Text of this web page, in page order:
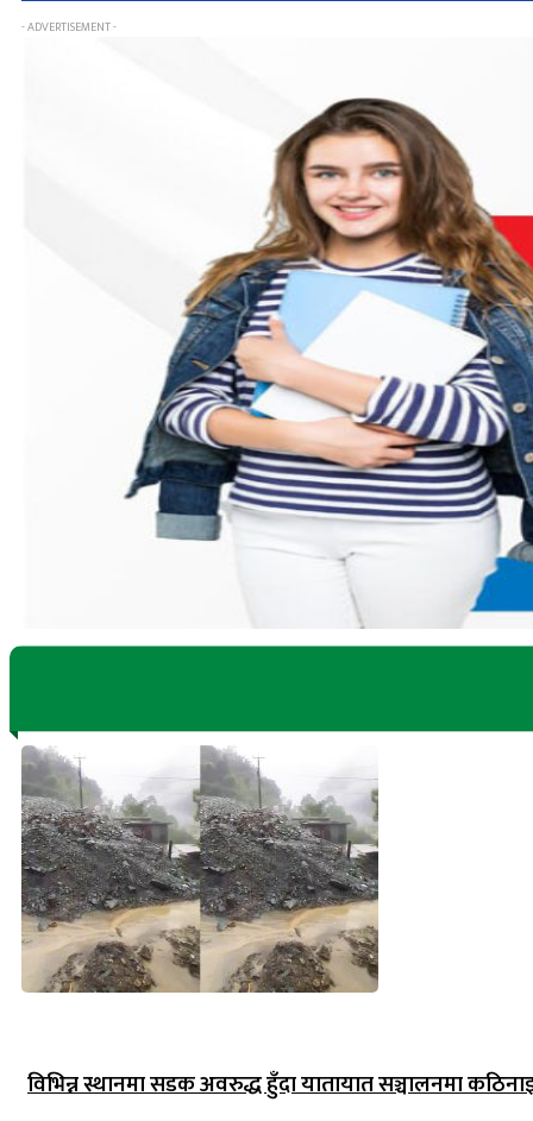
- ADVERTISEMENT -
विभिन्न स्थानमा सडक अवरुद्ध हुँदा यातायात सञ्चालनमा